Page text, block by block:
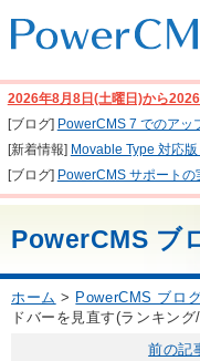
2026年8月8日(土曜日)から
[ブログ] PowerCMS 7 でのアッ
[新着情報] Movable Type 対応
[ブログ] PowerCMS サポート
PowerCMS ブ
ホーム > PowerCMS ブロ
ドバーを見直す(ランキン
前の記